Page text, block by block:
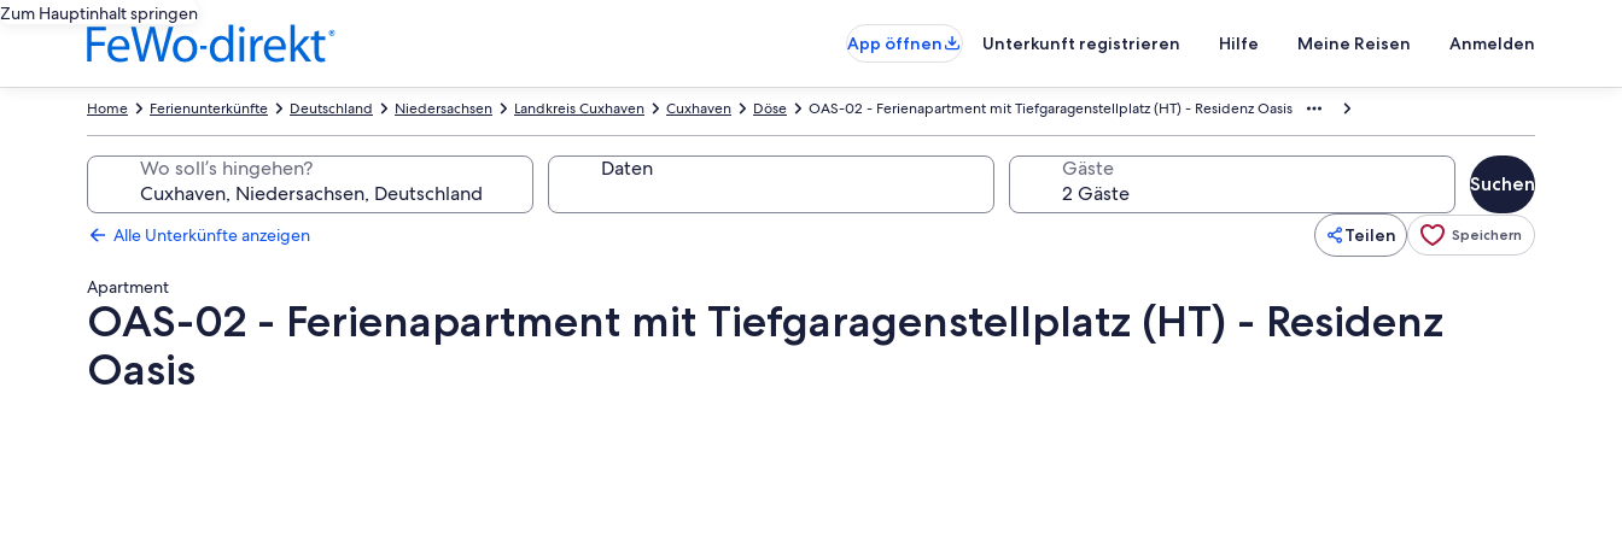
Zum Hauptinhalt springen
App öffnen
Unterkunft registrieren Hilfe Meine Reisen Anmelden
OAS-02 - Ferienapartment mit Tiefgaragenstellplatz (HT) - Residenz Oasis
Döse
Cuxhaven
Landkreis Cuxhaven
Niedersachsen
Deutschland
Ferienunterkünfte
Home
Wo soll’s hingehen? Daten Gäste
Suchen
Alle Unterkünfte anzeigen Teilen Speichern
Apartment
OAS-02 - Ferienapartment mit Tiefgaragenstellplatz (HT) - Residenz
Oasis